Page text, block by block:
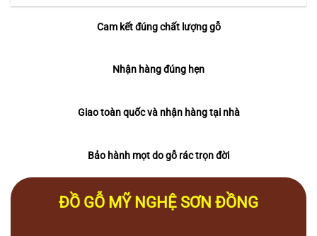
Cam kết đúng chất lượng gỗ
Nhận hàng đúng hẹn
Giao toàn quốc và nhận hàng tại nhà
Bảo hành mọt do gỗ rác trọn đời
ĐỒ GỖ MỸ NGHỆ SƠN ĐỒNG